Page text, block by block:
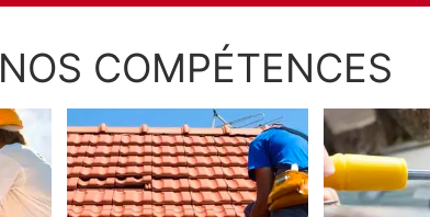
NOS COMPÉTENCES